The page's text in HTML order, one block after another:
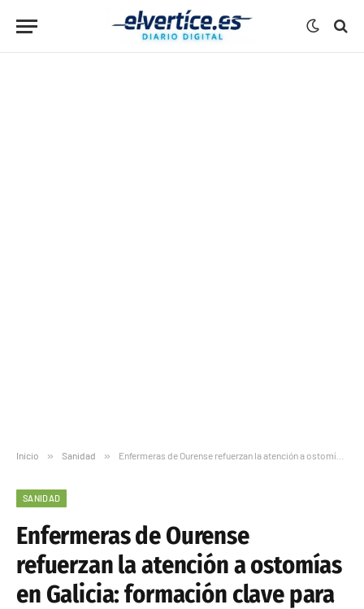
Inicio » Sanidad » Enfermeras de Ourense refuerzan la atención a ostomías en Galicia: formación clave para 7.000 pacientes
SANIDAD
Enfermeras de Ourense
refuerzan la atención a ostomías
en Galicia: formación clave para